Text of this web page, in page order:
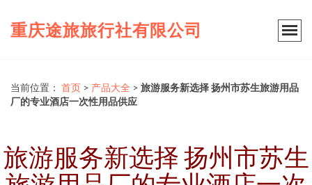
重庆途旅旅行社有限公司
当前位置： 首页 > 产品大全 > 旅游服务新选择 扬州市苏生旅游用品
厂的专业酒店一次性用品供应
旅游服务新选择 扬州市苏生